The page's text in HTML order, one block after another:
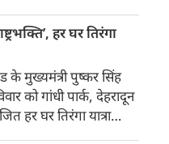
का घेराव करेंगे। प्रदर्शन
सुरक्षा के कड़े इंतजाम
हैं। पल पल की जानकारी
हर घर तिरंगा
के मुख्यमंत्री पुष्कर सिंह
को गांधी पार्क, देहरादून
हर घर तिरंगा यात्रा